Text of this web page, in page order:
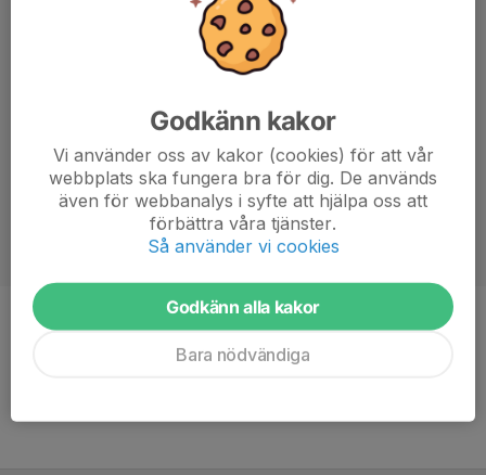
Position
Back
17 år
Godkänn kakor
Vi använder oss av kakor (cookies) för att vår
webbplats ska fungera bra för dig. De används
även för webbanalys i syfte att hjälpa oss att
förbättra våra tjänster.
Så använder vi cookies
Godkänn alla kakor
Bara nödvändiga